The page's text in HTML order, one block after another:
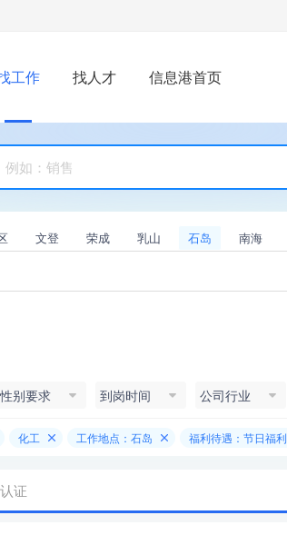
工作 找人才 信息港首页
文登 荣成 乳山 石岛 南海
性别要求 到岗时间 公司行业
化工 工作地点：石岛 福利待遇：节日福利
证